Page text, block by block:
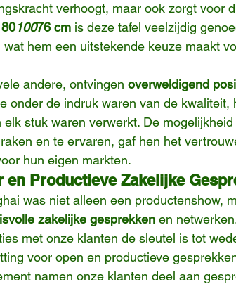
verhoogt, maar ook zorgt voor
10076 cm is deze tafel veelzijdig
hem een uitstekende keuze maakt
andere, ontvingen overweldigend
onder de indruk waren van de kwaliteit,
stuk waren verwerkt. De
en te ervaren, gaf hen het
hun eigen markten.
en Productieve Zakelijke
was niet alleen een productenshow,
zakelijke gesprekken en
met onze klanten de sleutel is tot
voor open en productieve
namen onze klanten deel aan